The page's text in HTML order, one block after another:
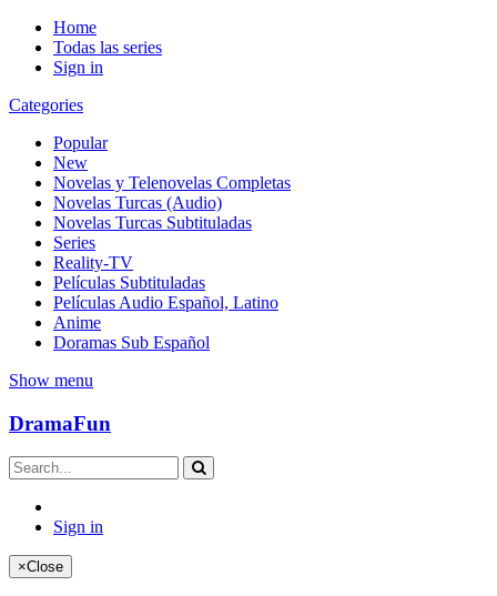
Home
Todas las series
Sign in
Categories
Popular
New
Novelas y Telenovelas Completas
Novelas Turcas (Audio)
Novelas Turcas Subtituladas
Series
Reality-TV
Películas Subtituladas
Películas Audio Español, Latino
Anime
Doramas Sub Español
Show menu
DramaFun
Sign in
×Close